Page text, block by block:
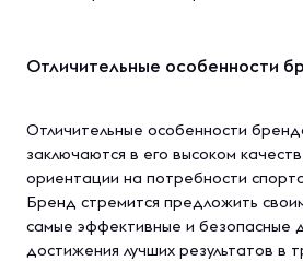
Отличительные особенности
Отличительные особенности
заключаются в его высоком
ориентации на потребности
Бренд стремится предложить
самые эффективные и безопасные
достижения лучших результатов в